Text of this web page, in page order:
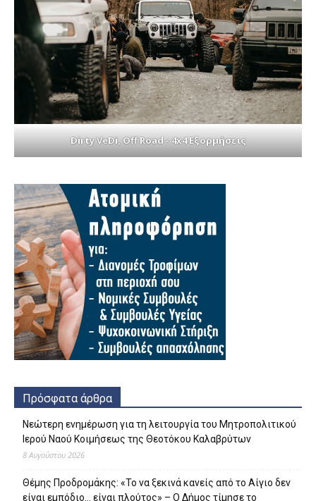
Dirty VeDi, Off Road - 4x4 Εξορμήσεις
Πρόσφατα άρθρα
Νεώτερη ενημέρωση για τη λειτουργία του Μητροπολιτικού
Ιερού Ναού Κοιμήσεως της Θεοτόκου Καλαβρύτων
8 Αυγούστου 2026
Θέμης Προδρομάκης: «Το να ξεκινά κανείς από το Αίγιο δεν
είναι εμπόδιο… είναι πλούτος» – O Δήμος τίμησε το